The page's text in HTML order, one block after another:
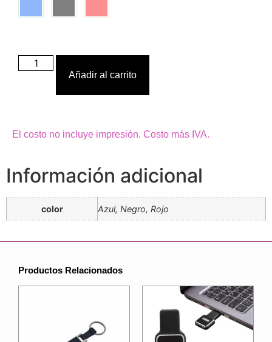
Añadir al carrito
El costo no incluye impresión. Costo más IVA.
Información adicional
color Azul, Negro, Rojo
Productos Relacionados